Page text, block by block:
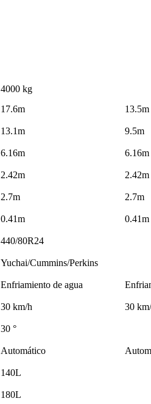
4000 kg
17.6m 13.5m
13.1m 9.5m
6.16m 6.16m
2.42m 2.42m
2.7m 2.7m
0.41m 0.41m
440/80R24
Yuchai/Cummins/Perkins
Enfriamiento de agua
30 km/h 30
30 °
Automático
140L
180L